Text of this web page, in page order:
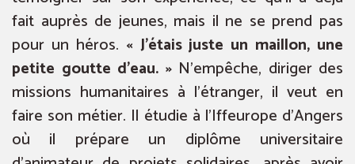
fait auprès de jeunes, mais il ne se prend pas
pour un héros. « J’étais juste un maillon, une
petite goutte d’eau. »N’empêche, diriger des
missions humanitaires à l’étranger, il veut en
faire son métier. Il étudie à l’Iffeurope d’Angers
où il prépare un diplôme universitaire